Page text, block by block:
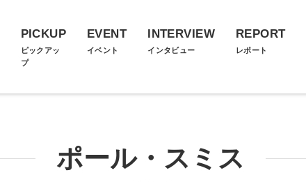
PICKUP
ピックアッ
プ
EVENT
イベント
INTERVIEW
インタビュー
REPORT
レポート
ポール・スミス